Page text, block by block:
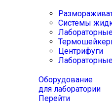
Системы
Центрифуги
Оборудование
для лаборатории
Перейти